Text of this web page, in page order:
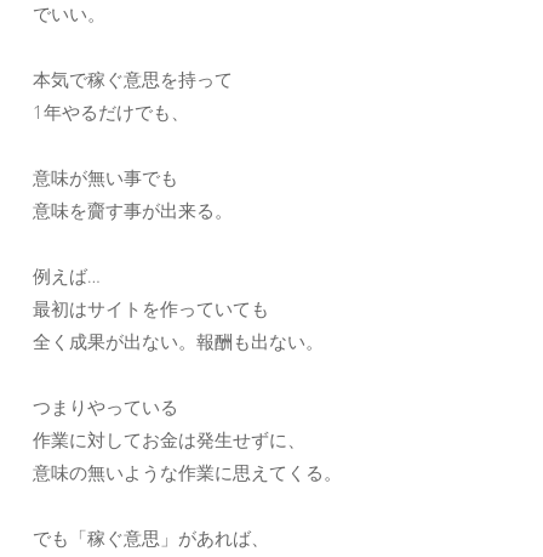
でいい。
本気で稼ぐ意思を持って
1年やるだけでも、
意味が無い事でも
意味を齎す事が出来る。
例えば…
最初はサイトを作っていても
全く成果が出ない。報酬も出ない。
つまりやっている
作業に対してお金は発生せずに、
意味の無いような作業に思えてくる。
でも「稼ぐ意思」があれば、